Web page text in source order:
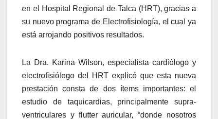
en el Hospital Regional de Talca (HRT), gracias a
su nuevo programa de Electrofisiología, el cual ya
está arrojando positivos resultados.
La Dra. Karina Wilson, especialista cardiólogo y
electrofisiólogo del HRT explicó que esta nueva
prestación consta de dos ítems importantes: el
estudio de taquicardias, principalmente supra-
ventriculares y flutter auricular, “donde nosotros